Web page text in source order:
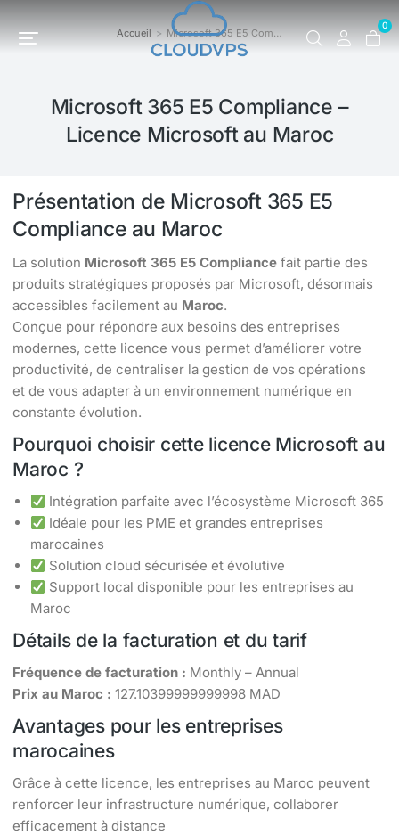
0
Vous êtes ici :Accueil Microsoft 365 E5 Com…
Microsoft 365 E5 Compliance –
Licence Microsoft au Maroc
Présentation de Microsoft 365 E5
Compliance au Maroc
La solution Microsoft 365 E5 Compliance fait partie des
produits stratégiques proposés par Microsoft, désormais
accessibles facilement au Maroc.
Conçue pour répondre aux besoins des entreprises
modernes, cette licence vous permet d’améliorer votre
productivité, de centraliser la gestion de vos opérations
et de vous adapter à un environnement numérique en
constante évolution.
Pourquoi choisir cette licence Microsoft au
Maroc ?
Intégration parfaite avec l’écosystème Microsoft 365
Idéale pour les PME et grandes entreprises
marocaines
Solution cloud sécurisée et évolutive
Support local disponible pour les entreprises au
Maroc
Détails de la facturation et du tarif
Fréquence de facturation : Monthly – Annual
Prix au Maroc : 127.10399999999998 MAD
Avantages pour les entreprises
marocaines
Grâce à cette licence, les entreprises au Maroc peuvent
renforcer leur infrastructure numérique, collaborer
efficacement à distance